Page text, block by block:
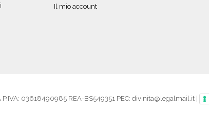
Il mio account
P.IVA: 03618490985 REA-BS549351 PEC: divinita@legalmail.it |